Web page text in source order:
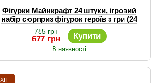
Фігурки Майнкрафт 24 штуки, ігровий
набір сюрприз фігурок героїв з гри (24
випадкові герої)
785 грн
677 грн Купити
В наявності
ХІТ